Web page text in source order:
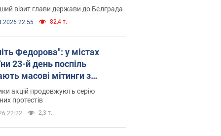
візит глави держави до Бєлграда
22:55 82,4 т.
Федорова": у містах
23-й день поспіль
масові мітинги з
Фото і відео
акцій продовжують серію
протестів
22:22 2,3 т.